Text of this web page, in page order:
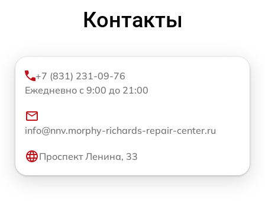
Контакты
+7 (831) 231-09-76
Ежедневно с 9:00 до 21:00
info@nnv.morphy-richards-repair-center.ru
Проспект Ленина, 33